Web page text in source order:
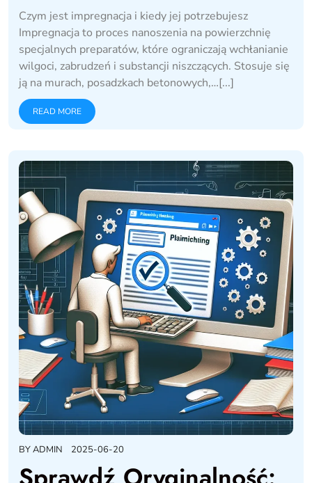
Czym jest impregnacja i kiedy jej potrzebujesz
Impregnacja to proces nanoszenia na powierzchnię
specjalnych preparatów, które ograniczają wchłanianie
wilgoci, zabrudzeń i substancji niszczących. Stosuje się
ją na murach, posadzkach betonowych,…[...]
READ MORE
BYADMIN 2025-06-20